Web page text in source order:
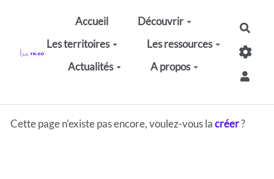
Aller au contenu principal
Accueil
Découvrir
Les territoires
Les ressources
Actualités
A propos
Cette page n'existe pas encore, voulez-vous lacréer?